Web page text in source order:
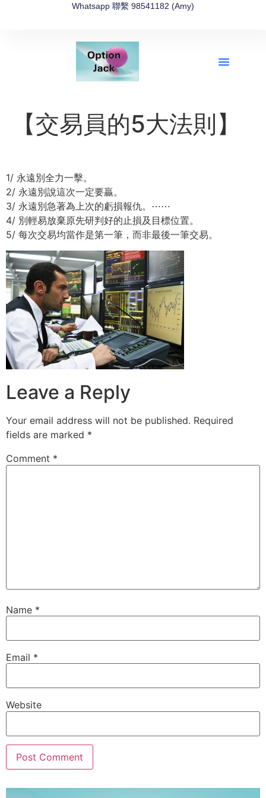
Whatsapp 聯繫 98541182 (Amy)
【交易員的5大法則】
1/ 永遠別全力一擊。
2/ 永遠別說這次一定要贏。
3/ 永遠別急著為上次的虧損報仇。 ⋯⋯
4/ 別輕易放棄原先研判好的止損及目標位置。
5/ 每次交易均當作是第一筆，而非最後一筆交易。
Leave a Reply
Your email address will not be published. Required
fields are marked *
Comment *
Name *
Email *
Website